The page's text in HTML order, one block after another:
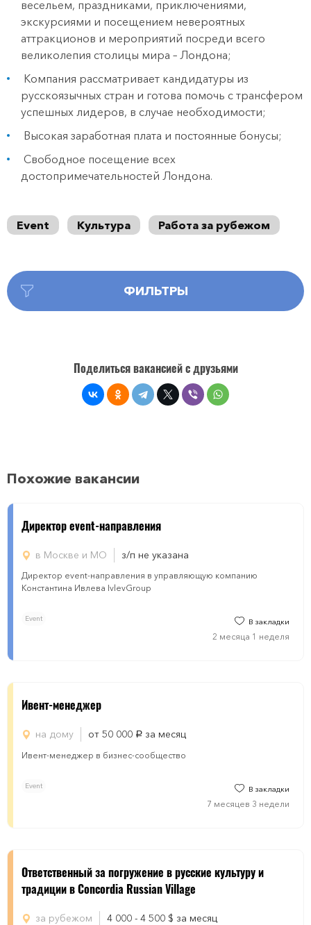
весельем, праздниками, приключениями,
экскурсиями и посещением невероятных
аттракционов и мероприятий посреди всего
великолепия столицы мира – Лондона;
Компания рассматривает кандидатуры из
русскоязычных стран и готова помочь с трансфером
успешных лидеров, в случае необходимости;
Высокая заработная плата и постоянные бонусы;
Свободное посещение всех
достопримечательностей Лондона.
Event Культура Работа за рубежом
ФИЛЬТРЫ
Поделиться вакансией с друзьями
Похожие вакансии
Директор event-направления
в Москве и МО з/п не указана
Директор event-направления в управляющую компанию
Константина Ивлева IvlevGroup
Event В закладки
2 месяца 1 неделя
Ивент-менеджер
на дому от 50 000 руб. за месяц
Ивент-менеджер в бизнес-сообщество
Event В закладки
7 месяцев 3 недели
Ответственный за погружение в русские культуру и
традиции в Concordia Russian Village
за рубежом 4 000 - 4 500 $ за месяц